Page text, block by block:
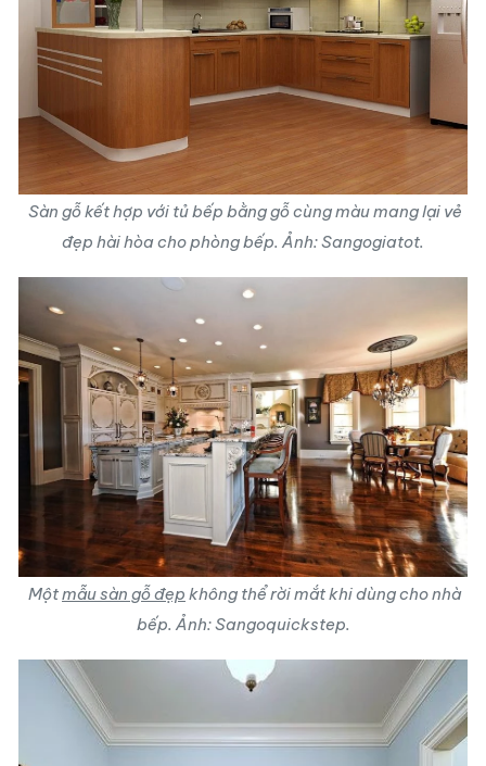
Sàn gỗ kết hợp với tủ bếp bằng gỗ cùng màu mang lại vẻ
đẹp hài hòa cho phòng bếp. Ảnh: Sangogiatot.
Mộtmẫu sàn gỗ đẹp không thể rời mắt khi dùng cho nhà
bếp. Ảnh: Sangoquickstep.